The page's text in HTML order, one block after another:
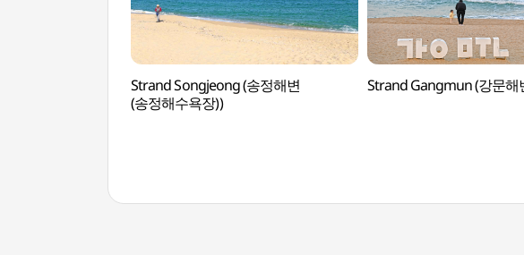
Strand Songjeong (송정해변
(송정해수욕장))
Strand Gangmun (강문해